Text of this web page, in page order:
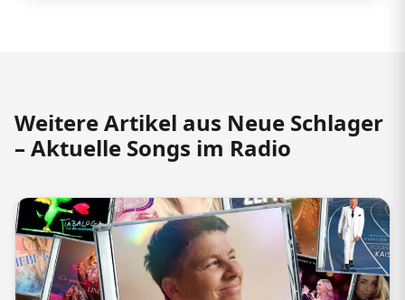
Weitere Artikel aus Neue Schlager
– Aktuelle Songs im Radio